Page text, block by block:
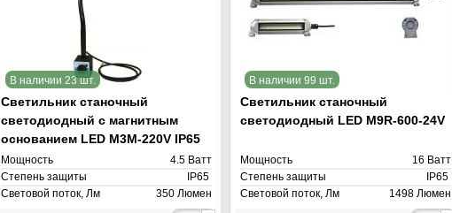
В наличии 23 шт.
Светильник станочный
светодиодный с магнитным
основанием LED M3M-220V IP65
Мощность
4.5 Ватт
Степень защиты
IP65
Световой поток, Лм
350 Люмен
В наличии 99 шт.
Светильник станочный
светодиодный LED M9R-600-24V
Мощность
16 Ватт
Степень защиты
IP65
Световой поток, Лм
1498 Люмен
6000K Кельвин